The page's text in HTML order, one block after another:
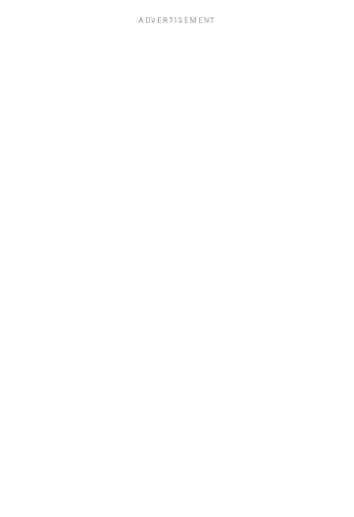
(Recuerda dar clic en la imagen)
ADVERTISEMENT